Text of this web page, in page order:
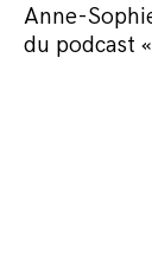
Anne-
du podcast